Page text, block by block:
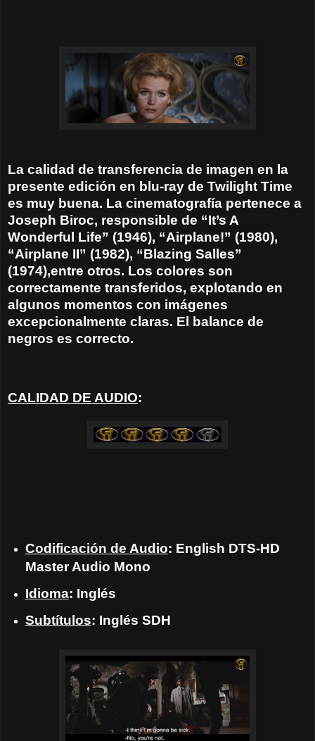
La calidad de transferencia de imagen en la
presente edición en blu-ray de Twilight Time
es muy buena. La cinematografía pertenece a
Joseph Biroc, responsible de “It’s A
Wonderful Life” (1946), “Airplane!” (1980),
“Airplane II” (1982), “Blazing Salles”
(1974),entre otros. Los colores son
correctamente transferidos, explotando en
algunos momentos con imágenes
excepcionalmente claras. El balance de
negros es correcto.
CALIDAD DE AUDIO:
Codificación de Audio: English DTS-HD
Master Audio Mono
Idioma: Inglés
Subtítulos: Inglés SDH